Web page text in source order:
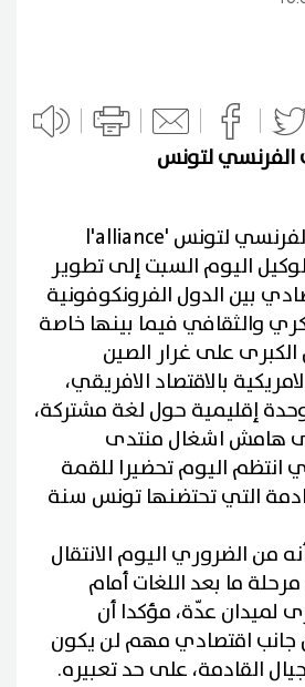
الفرنسي لتونس
لتونس 'l'alliance
اليوم السبت إلى تطوير
بين الدول الفرونكوفونية
والثقافي فيما بينها خاصة
على غرار الصين
بالاقتصاد الافريقي،
إقليمية حول لغة مشتركة،
هامش اشغال منتدى
انتظم اليوم تحضيرا للقمة
التي تحتضنها تونس سنة
من الضروري اليوم الانتقال
ما بعد اللغات أمام
لميدان عدّة، مؤكدا أن
جانب اقتصادي مهم لن يكون
القادمة، على حد تعبيره.